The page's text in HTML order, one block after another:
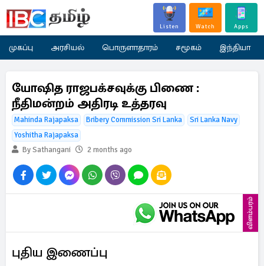
Listen Watch Apps
முகப்பு அரசியல் பொருளாதாரம் சமூகம் இந்தியா
யோஷித ராஜபக்சவுக்கு பிணை :
நீதிமன்றம் அதிரடி உத்தரவு
Mahinda Rajapaksa Bribery Commission Sri Lanka
Sri Lanka Navy
Yoshitha Rajapaksa
By Sathangani
2 months ago
விளம்பரம்
புதிய இணைப்பு